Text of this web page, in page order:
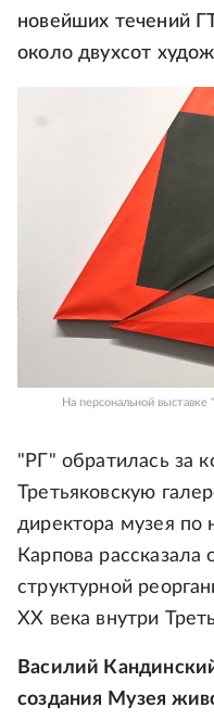
новейших течений
около двухсот
На персональной
"РГ" обратилась за
Третьяковскую
директора музея по
Карпова рассказала
структурной
ХХ века внутри
Василий
создания Музея